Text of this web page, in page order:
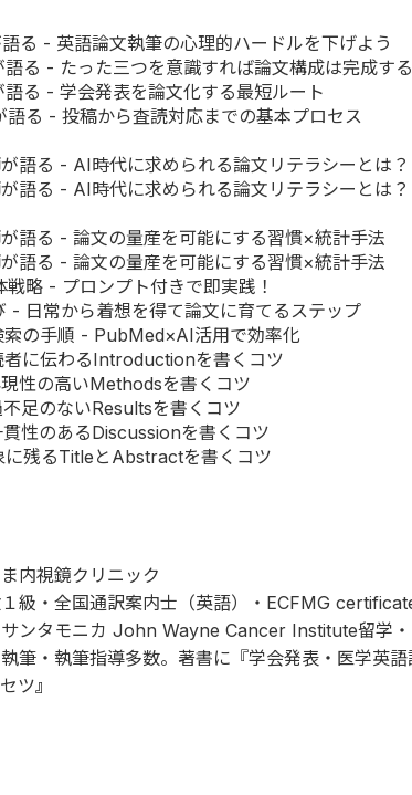
る - 英語論文執筆の心理的ハードルを下げよう
る - たった三つを意識すれば論文構成は完成する
る - 学会発表を論文化する最短ルート
語る - 投稿から査読対応までの基本プロセス
語る - AI時代に求められる論文リテラシーとは？
語る - AI時代に求められる論文リテラシーとは？
語る - 論文の量産を可能にする習慣×統計手法
語る - 論文の量産を可能にする習慣×統計手法
略 - プロンプト付きで即実践！
- 日常から着想を得て論文に育てるステップ
索の手順 - PubMed×AI活用で効率化
に伝わるIntroductionを書くコツ
性の高いMethodsを書くコツ
足のないResultsを書くコツ
性のあるDiscussionを書くコツ
残るTitleとAbstractを書くコツ
内視鏡クリニック
級・全国通訳案内士（英語）・ECFMG
ンタモニカ John Wayne Cancer Institute留学
筆・執筆指導多数。著書に『学会発表・医学英
ツ』